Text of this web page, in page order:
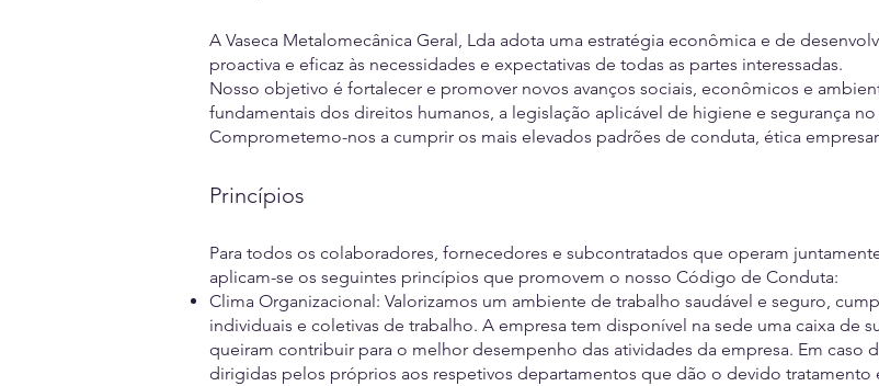
A Vaseca Metalomecânica Geral, Lda adota uma estratégia econômica e de
proactiva e eficaz às necessidades e expectativas de todas as partes interessadas.
Nosso objetivo é fortalecer e promover novos avanços sociais, econômicos e
fundamentais dos direitos humanos, a legislação aplicável de higiene e segurança
Comprometemo-nos a cumprir os mais elevados padrões de conduta, ética
Princípios
Para todos os colaboradores, fornecedores e subcontratados que operam
aplicam-se os seguintes princípios que promovem o nosso Código de Conduta:
Clima Organizacional: Valorizamos um ambiente de trabalho saudável e seguro,
individuais e coletivas de trabalho. A empresa tem disponível na sede uma caixa de
queiram contribuir para o melhor desempenho das atividades da empresa. Em caso
dirigidas pelos próprios aos respetivos departamentos que dão o devido tratamento